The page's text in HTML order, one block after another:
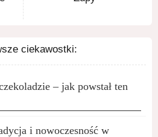
ciekawostki:
– jak powstał ten
i nowoczesność w